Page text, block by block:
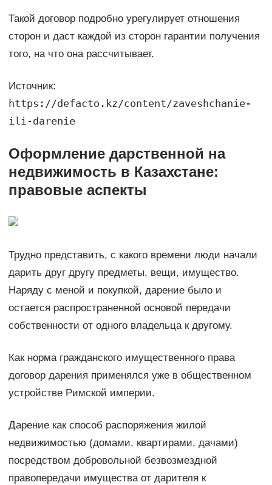
Такой договор подробно урегулирует отношения
сторон и даст каждой из сторон гарантии получения
того, на что она рассчитывает.
Источник:
https://defacto.kz/content/zaveshchanie-
ili-darenie
Оформление дарственной на
недвижимость в Казахстане:
правовые аспекты
Трудно представить, с какого времени люди начали
дарить друг другу предметы, вещи, имущество.
Наряду с меной и покупкой, дарение было и
остается распространенной основой передачи
собственности от одного владельца к другому.
Как норма гражданского имущественного права
договор дарения применялся уже в общественном
устройстве Римской империи.
Дарение как способ распоряжения жилой
недвижимостью (домами, квартирами, дачами)
посредством добровольной безвозмездной
правопередачи имущества от дарителя к